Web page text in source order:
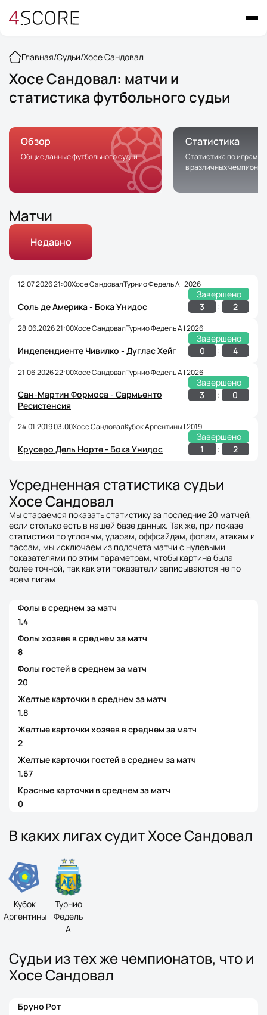
Главная/Судьи/Хосе Сандовал
Хосе Сандовал: матчи и
статистика футбольного судьи
Обзор
Общие данные футбольного судьи
Статистика
Статистика по играм с
в различных
Матчи
Недавно
12.07.2026 21:00Хосе СандовалТурнио Федель A | 2026
Завершено
Соль де Америка - Бока Унидос
3 : 2
28.06.2026 21:00Хосе СандовалТурнио Федель A | 2026
Завершено
Индепендиенте Чивилко - Дуглас Хейг
0 : 4
21.06.2026 22:00Хосе СандовалТурнио Федель A | 2026
Завершено
Сан-Мартин Формоса - Сармьенто
Ресистенсия
3 : 0
24.01.2019 03:00Хосе СандовалКубок Аргентины | 2019
Завершено
Крусеро Дель Норте - Бока Унидос
1 : 2
Усредненная статистика судьи
Хосе Сандовал
Мы стараемся показать статистику за последние 20 матчей,
если столько есть в нашей базе данных. Так же, при показе
статистики по угловым, ударам, оффсайдам, фолам, атакам и
пассам, мы исключаем из подсчета матчи с нулевыми
показателями по этим параметрам, чтобы картина была
более точной, так как эти показатели записываются не по
всем лигам
Фолы в среднем за матч
1.4
Фолы хозяев в среднем за матч
8
Фолы гостей в среднем за матч
20
Желтые карточки в среднем за матч
1.8
Желтые карточки хозяев в среднем за матч
2
Желтые карточки гостей в среднем за матч
1.67
Красные карточки в среднем за матч
0
В каких лигах судит Хосе Сандовал
Кубок
Аргентины
Турнио
Федель
A
Судьи из тех же чемпионатов, что и
Хосе Сандовал
Бруно Рот